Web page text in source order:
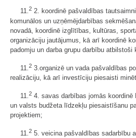
11.2 2. koordinē pašvaldības
komunālos un uzņēmējdarbības
novadā, koordinē izglītības, kultūras,
organizāciju jautājumus, kā arī koordinē
padomju un darba grupu darbību atbilstoši
11. 2 3.organizē un vada pašvaldības
realizāciju, kā arī investīciju piesaisti
11.2 4. savas darbības jomās koordinē
un valsts budžeta līdzekļu piesaistīšanu
projektiem;
11.2 5. veicina pašvaldības sadarbību